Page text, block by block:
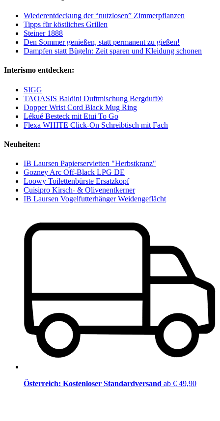
Wiederentdeckung der “nutzlosen” Zimmerpflanzen
Tipps für köstliches Grillen
Steiner 1888
Den Sommer genießen, statt permanent zu gießen!
Dampfen statt Bügeln: Zeit sparen und Kleidung schonen
Interismo entdecken:
SIGG
TAOASIS Baldini Duftmischung Bergduft®
Dopper Wrist Cord Black Mug Ring
Lékué Besteck mit Etui To Go
Flexa WHITE Click-On Schreibtisch mit Fach
Neuheiten:
IB Laursen Papierservietten "Herbstkranz"
Gozney Arc Off-Black LPG DE
Loowy Toilettenbürste Ersatzkopf
Cuisipro Kirsch- & Olivenentkerner
IB Laursen Vogelfutterhänger Weidengeflächt
Österreich: Kostenloser Standardversand ab € 49,90